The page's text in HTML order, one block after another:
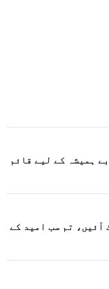
ہمیشہ کے لیے قائم
آئیں، تم سب امید کے